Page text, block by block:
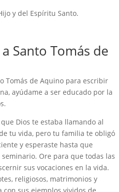
y del Espíritu Santo.
Santo Tomás de
Tomás de Aquino para escribir
ayúdame a ser educado por la
Dios te estaba llamando al
tu vida, pero tu familia te obligó
y esperaste hasta que
Ore para que todas las
sus vocaciones en la vida.
religiosos, matrimonios y